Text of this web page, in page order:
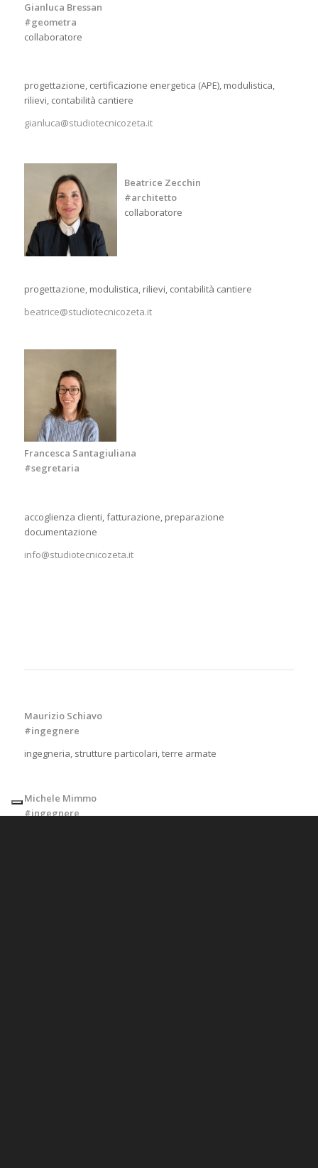
Gianluca Bressan
#geometra
collaboratore
progettazione, certificazione energetica (APE), modulistica,
rilievi, contabilità cantiere
gianluca@studiotecnicozeta.it
Beatrice Zecchin
#architetto
collaboratore
progettazione, modulistica, rilievi, contabilità cantiere
beatrice@studiotecnicozeta.it
Francesca Santagiuliana
#segretaria
accoglienza clienti, fatturazione, preparazione
documentazione
info@studiotecnicozeta.it
Maurizio Schiavo
#ingegnere
ingegneria, strutture particolari, terre armate
Michele Mimmo
#ingegnere